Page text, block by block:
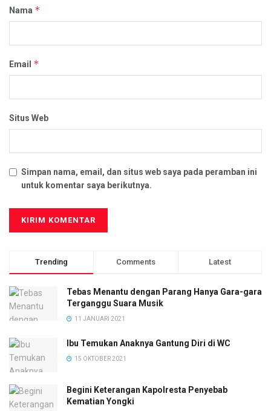
Nama *
Email *
Situs Web
Simpan nama, email, dan situs web saya pada peramban ini
untuk komentar saya berikutnya.
Trending Comments Latest
Tebas Menantu dengan Parang Hanya Gara-gara
Terganggu Suara Musik
11 JANUARI 2021
Ibu Temukan Anaknya Gantung Diri di WC
15 OKTOBER 2021
Begini Keterangan Kapolresta Penyebab
Kematian Yongki